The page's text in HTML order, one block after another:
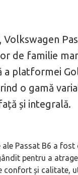
Volkswagen
de familie
a platformei
o gamă
și integrală.
Passat B6 a
pentru a
confort și calitate,